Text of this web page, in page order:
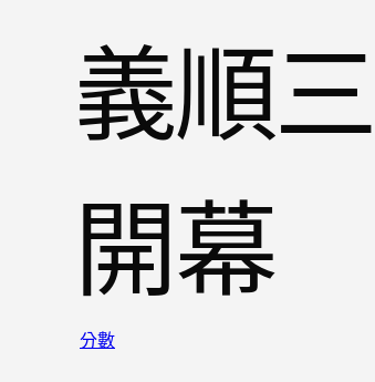
義順
開幕
分數